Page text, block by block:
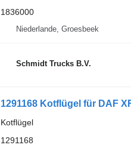
1836000
Niederlande, Groesbeek
Schmidt Trucks B.V.
1291168 Kotflügel für DAF
Kotflügel
1291168